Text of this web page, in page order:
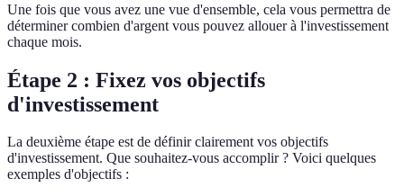
Une fois que vous avez une vue d'ensemble, cela vous permettra de
déterminer combien d'argent vous pouvez allouer à l'investissement
chaque mois.
Étape 2 : Fixez vos objectifs
d'investissement
La deuxième étape est de définir clairement vos objectifs
d'investissement. Que souhaitez-vous accomplir ? Voici quelques
exemples d'objectifs :